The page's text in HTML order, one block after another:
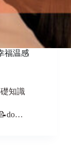
福温感
知識